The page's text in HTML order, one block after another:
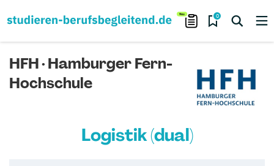
0
HFH · Hamburger Fern-
Hochschule
Logistik (dual)